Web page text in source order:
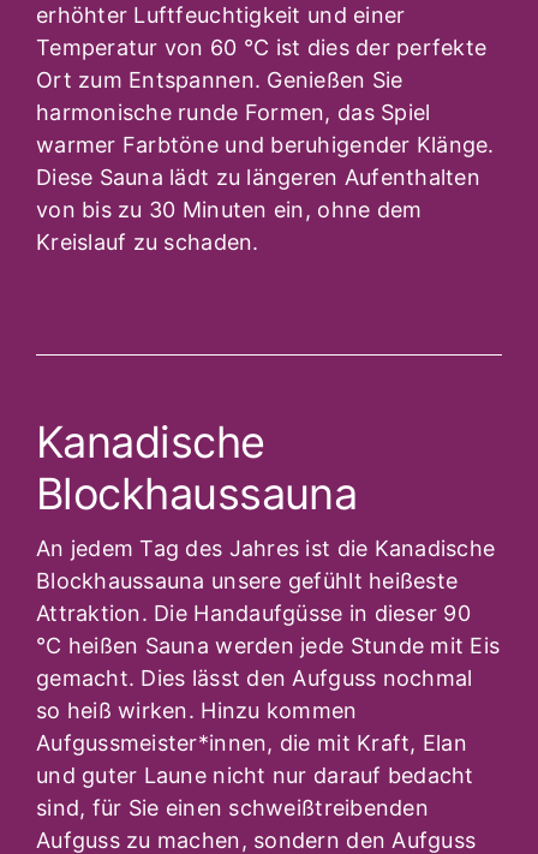
erhöhter Luftfeuchtigkeit und einer
Temperatur von 60 °C ist dies der perfekte
Ort zum Entspannen. Genießen Sie
harmonische runde Formen, das Spiel
warmer Farbtöne und beruhigender Klänge.
Diese Sauna lädt zu längeren Aufenthalten
von bis zu 30 Minuten ein, ohne dem
Kreislauf zu schaden.
Kanadische
Blockhaussauna
An jedem Tag des Jahres ist die Kanadische
Blockhaussauna unsere gefühlt heißeste
Attraktion. Die Handaufgüsse in dieser 90
°C heißen Sauna werden jede Stunde mit Eis
gemacht. Dies lässt den Aufguss nochmal
so heiß wirken. Hinzu kommen
Aufgussmeister*innen, die mit Kraft, Elan
und guter Laune nicht nur darauf bedacht
sind, für Sie einen schweißtreibenden
Aufguss zu machen, sondern den Aufguss